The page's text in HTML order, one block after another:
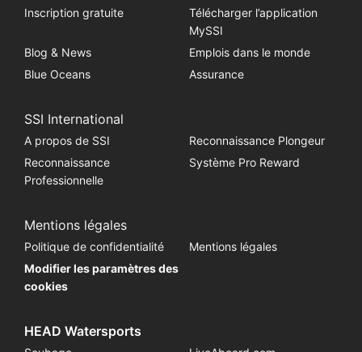
Inscription gratuite
Télécharger l’application
MySSI
Blog & News
Emplois dans le monde
Blue Oceans
Assurance
SSI International
A propos de SSI
Reconnaissance Plongeur
Reconnaissance
Professionnelle
Système Pro Reward
Mentions légales
Politique de confidentialité
Mentions légales
Modifier les paramètres des
cookies
HEAD Watersports